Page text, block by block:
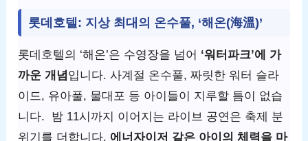
롯데호텔: 지상 최대의 온수풀, ‘해온(海溫)’
롯데호텔의 ‘해온’은 수영장을 넘어 ‘워터파크’에 가
까운 개념입니다. 사계절 온수풀, 짜릿한 워터 슬라
이드, 유아풀, 물대포 등 아이들이 지루할 틈이 없습
니다. 밤 11시까지 이어지는 라이브 공연은 축제 분
위기를 더합니다. 에너자이저 같은 아이의 체력을 마